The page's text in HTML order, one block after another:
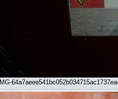
IMG-